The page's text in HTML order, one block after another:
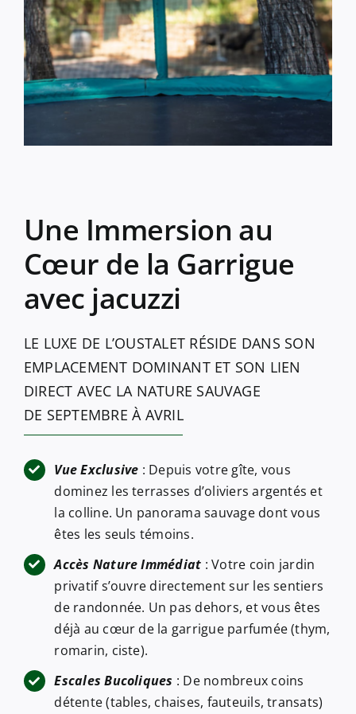
Une Immersion au
Cœur de la Garrigue
avec jacuzzi
LE LUXE DE L’OUSTALET RÉSIDE DANS SON
EMPLACEMENT DOMINANT ET SON LIEN
DIRECT AVEC LA NATURE SAUVAGE
DE SEPTEMBRE À AVRIL
Vue Exclusive : Depuis votre gîte, vous
dominez les terrasses d’oliviers argentés et
la colline. Un panorama sauvage dont vous
êtes les seuls témoins.
Accès Nature Immédiat : Votre coin jardin
privatif s’ouvre directement sur les sentiers
de randonnée. Un pas dehors, et vous êtes
déjà au cœur de la garrigue parfumée (thym,
romarin, ciste).
Escales Bucoliques : De nombreux coins
détente (tables, chaises, fauteuils, transats)